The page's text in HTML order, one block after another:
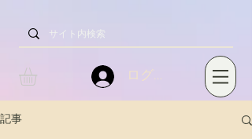
ログイン
記事